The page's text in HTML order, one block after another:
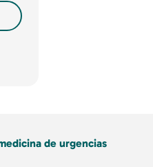
de urgencias